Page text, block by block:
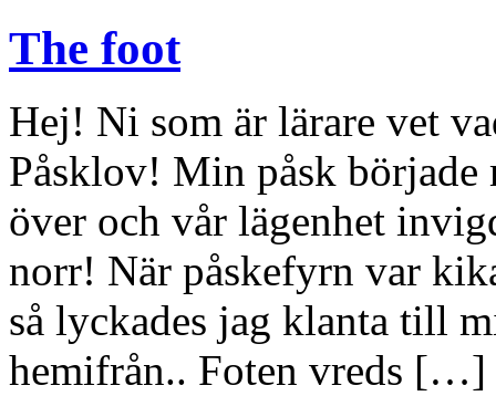
The foot
Hej! Ni som är lärare vet
Påsklov! Min påsk
över och vår lägenhet
norr! När påskefyrn var
så lyckades jag klanta till
hemifrån.. Foten vreds […]